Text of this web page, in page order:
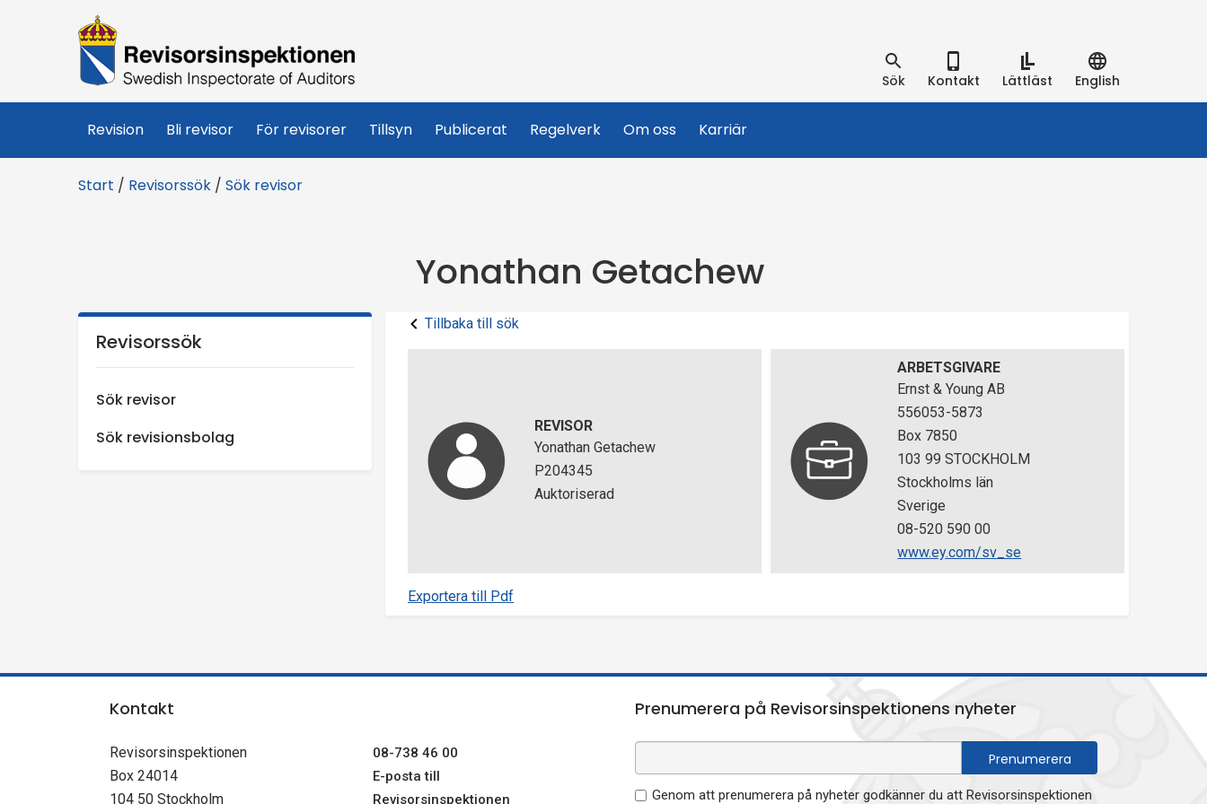
R
e
v
i
r
n
t
Sök Kontakt Lättläst English
Revision Bli revisor För revisorer Tillsyn Publicerat Regelverk Om oss Karriär
Start / Revisorssök / Sök revisor
Yonathan Getachew
Tillbaka till sök
REVISOR
Yonathan Getachew
P204345
Auktoriserad
ARBETSGIVARE
Ernst & Young AB
556053-5873
Box 7850
103 99 STOCKHOLM
Stockholms län
Sverige
08-520 590 00
www.ey.com/sv_se
Exportera till Pdf
Revisorssök
Sök revisor
Sök revisionsbolag
Kontakt
Revisorsinspektionen
Box 24014
104 50 Stockholm
08-738 46 00
E-posta till
Revisorsinspektionen
Prenumerera på Revisorsinspektionens nyheter
Genom att prenumerera på nyheter godkänner du att Revisorsinspektionen